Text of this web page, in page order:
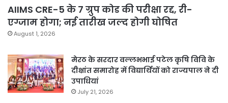
AIIMS CRE-5 के 7 ग्रुप कोड की परीक्षा रद्द, री-
एग्जाम होगा; नई तारीख जल्द होगी घोषित
August 1, 2026
मेरठ के सरदार वल्लभभाई पटेल कृषि विवि के
दीक्षांत समारोह में विद्यार्थियों को राज्यपाल ने दी
उपाधियां
July 21, 2026